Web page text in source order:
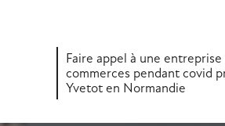
Faire appel à une
commerces pendant covid
Yvetot en Normandie